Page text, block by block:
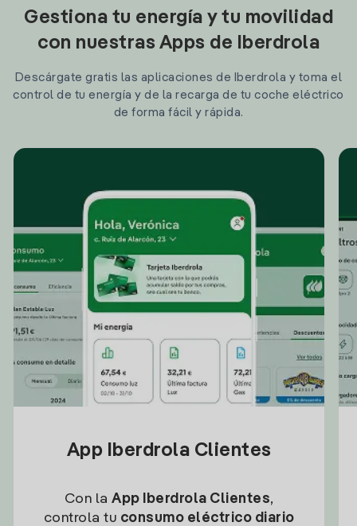
Gestiona tu energía y tu movilidad
con nuestras Apps de Iberdrola
Descárgate gratis las aplicaciones de Iberdrola y toma el
control de tu energía y de la recarga de tu coche eléctrico
de forma fácil y rápida.
App Iberdrola Clientes
Con la App Iberdrola Clientes,
controla tu consumo eléctrico diario